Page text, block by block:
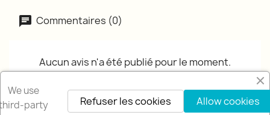
Commentaires (0)
Aucun avis n'a été publié pour le moment.
We use
party
Allow cookies
Refuser les cookies